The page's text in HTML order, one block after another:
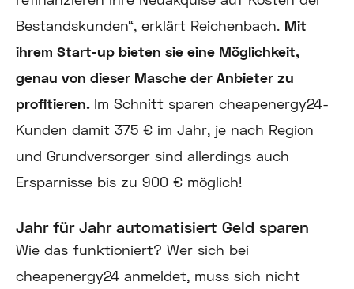
Bestandskunden“, erklärt Reichenbach. Mit
ihrem Start-up bieten sie eine Möglichkeit,
genau von dieser Masche der Anbieter zu
profitieren. Im Schnitt sparen cheapenergy24-
Kunden damit 375 € im Jahr, je nach Region
und Grundversorger sind allerdings auch
Ersparnisse bis zu 900 € möglich!
Jahr für Jahr automatisiert Geld sparen
Wie das funktioniert? Wer sich bei
cheapenergy24 anmeldet, muss sich nicht